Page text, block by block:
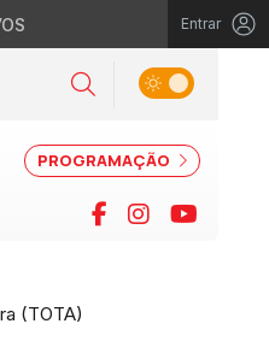
Entrar
Pesquisar
Alternar tema
PROGRAMAÇÃO
Facebook
Instagram
(TOTA)